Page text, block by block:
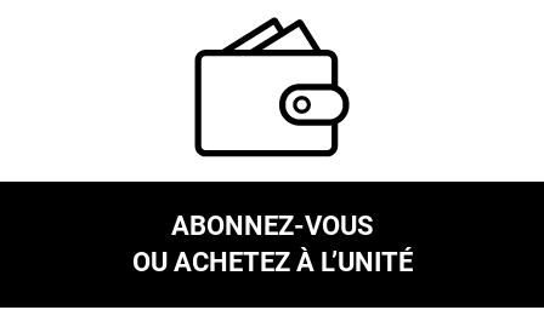
ABONNEZ-VOUS
OU ACHETEZ À L’UNITÉ